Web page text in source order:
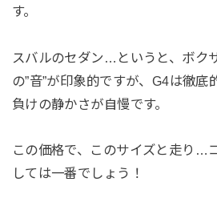
す。
スバルのセダン…というと、ボク
の”音”が印象的ですが、G4は徹底
負けの静かさが自慢です。
この価格で、このサイズと走り…
しては一番でしょう！